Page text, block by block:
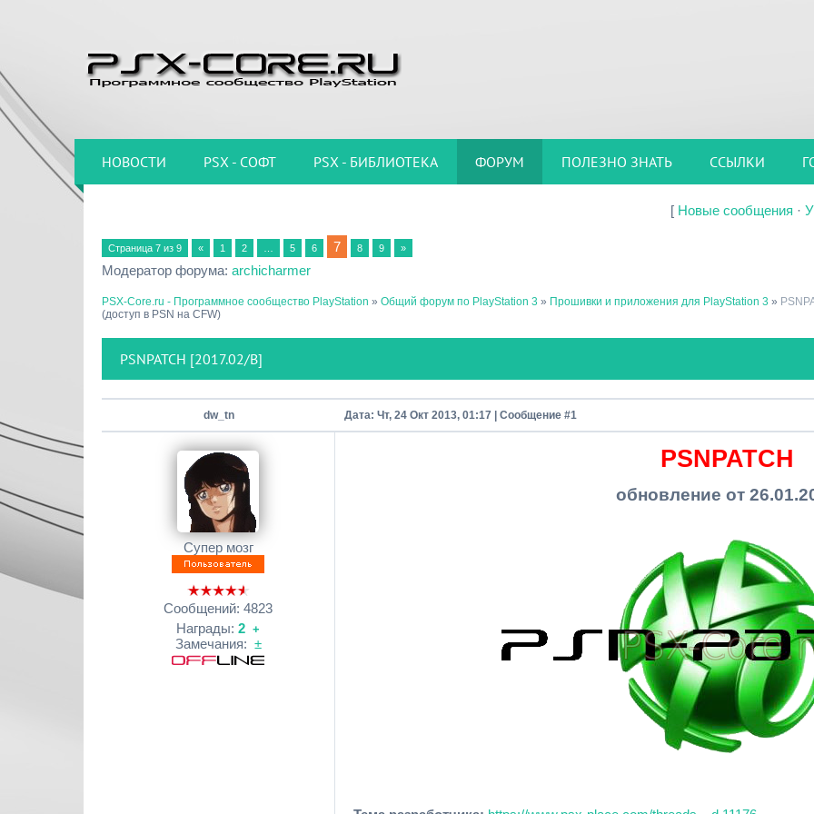
НОВОСТИ PSX - СОФТ PSX - БИБЛИОТЕКА ФОРУМ ПОЛЕЗНО ЗНАТЬ ССЫЛКИ
[ Новые сообщения ·
Страница 7 из 9 « 1 2 5 6 7 8 9 »
Модератор форума: archicharmer
PSX-Core.ru - Программное сообщество PlayStation » Общий форум по PlayStation 3 » Прошивки и приложения для PlayStation 3 »
(доступ в PSN на CFW)
PSNPATCH [2017.02/B]
dw_tn Дата: Чт, 24 Окт 2013, 01:17 | Сообщение #1
Супер мозг
Сообщений: 4823
Награды: 2 +
Замечания: ±
PSNPATCH
обновление от